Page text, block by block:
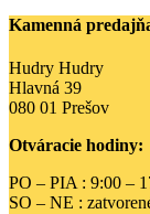
šiltom
-
má
na
Kamenná
Hudry Hudry
Hlavná 39
080 01 Prešov
Otváracie hodiny:
PO – PIA : 9:00 –
SO – NE :